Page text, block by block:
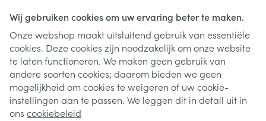
Wij gebruiken cookies om uw ervaring beter te maken.
Onze webshop maakt uitsluitend gebruik van essentiële
cookies. Deze cookies zijn noodzakelijk om onze website
te laten functioneren. We maken geen gebruik van
andere soorten cookies; daarom bieden we geen
mogelijkheid om cookies te weigeren of uw cookie-
instellingen aan te passen. We leggen dit in detail uit in
ons cookiebeleid
Juridische links